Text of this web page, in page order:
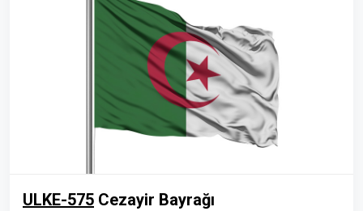
ULKE-575 Cezayir Bayrağı